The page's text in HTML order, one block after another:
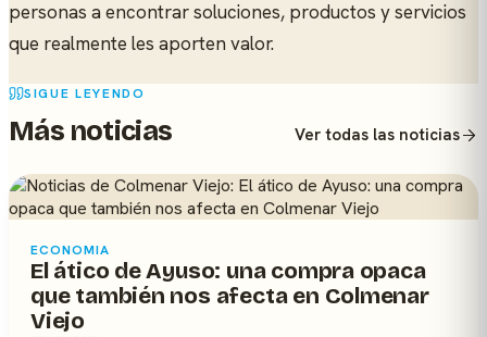
personas a encontrar soluciones, productos y servicios
que realmente les aporten valor.
SIGUE LEYENDO
Más noticias Ver todas las noticias
ECONOMIA
El ático de Ayuso: una compra opaca
que también nos afecta en Colmenar
Viejo